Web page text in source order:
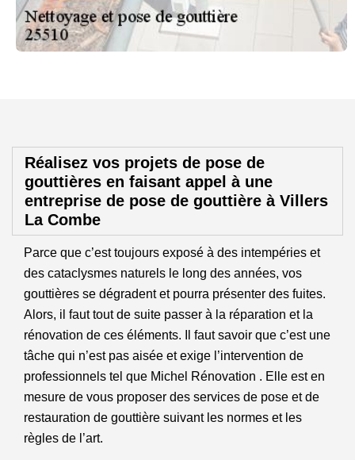
Réalisez vos projets de pose de
gouttières en faisant appel à une
entreprise de pose de gouttière à Villers
La Combe
Parce que c’est toujours exposé à des intempéries et
des cataclysmes naturels le long des années, vos
gouttières se dégradent et pourra présenter des fuites.
Alors, il faut tout de suite passer à la réparation et la
rénovation de ces éléments. Il faut savoir que c’est une
tâche qui n’est pas aisée et exige l’intervention de
professionnels tel que Michel Rénovation . Elle est en
mesure de vous proposer des services de pose et de
restauration de gouttière suivant les normes et les
règles de l’art.